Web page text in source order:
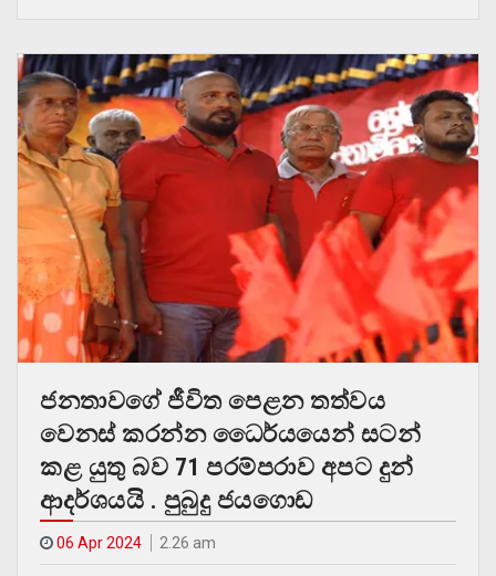
ජනතාවගේ ජීවිත පෙළන තත්වය
වෙනස් කරන්න ධෛර්යයෙන් සටන්
කළ යුතු බව 71 පරම්පරාව අපට දුන්
ආදර්ශයයි . පුබුදු ජයගොඩ
06 Apr 2024 2.26 am